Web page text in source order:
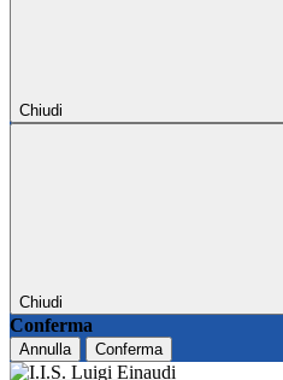
Chiudi
Chiudi
Conferma
Annulla Conferma